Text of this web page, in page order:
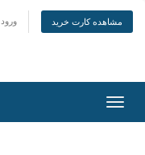
ورود مشاهده کارت خرید